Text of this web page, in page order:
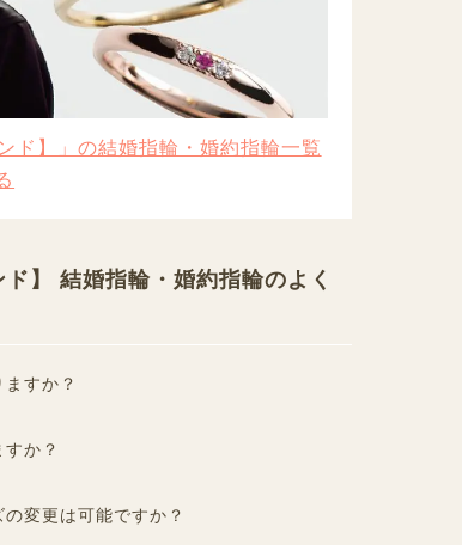
ド】」の結婚指輪・婚約指輪一覧
】 結婚指輪・婚約指輪のよく
すか？
か？
変更は可能ですか？